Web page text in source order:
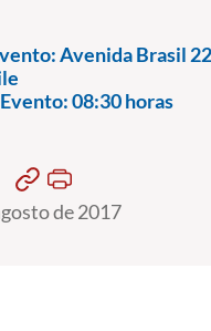
Avenida Brasil
08:30 horas
de 2017